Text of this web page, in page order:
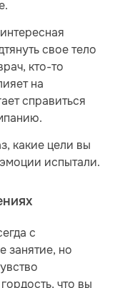
свое тело
кто-то
на
справиться
какие цели вы
испытали.
с
занятие, но
что вы